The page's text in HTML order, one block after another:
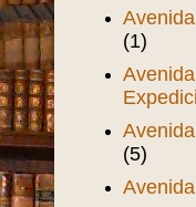
(1)
(5)